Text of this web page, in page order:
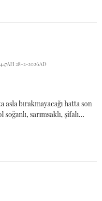
28-2-2026AD
asla bırakmayacağı hatta son
sarımsaklı, şifalı…